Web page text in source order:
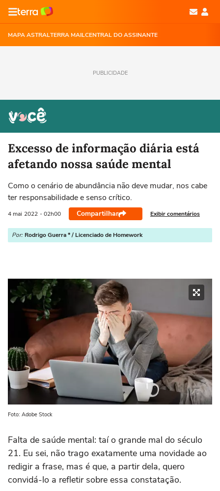
MAPA ASTRALTERRA MAILCENTRAL DO ASSINANTE
PUBLICIDADE
Excesso de informação diária está
afetando nossa saúde mental
Como o cenário de abundância não deve mudar, nos cabe
ter responsabilidade e senso crítico.
4 mai 2022 - 02h00 Compartilhar Exibir comentários
Por: Rodrigo Guerra * / Licenciado de Homework
Foto: Adobe Stock
Falta de saúde mental: taí o grande mal do século
21. Eu sei, não trago exatamente uma novidade ao
redigir a frase, mas é que, a partir dela, quero
convidá-lo a refletir sobre essa constatação.